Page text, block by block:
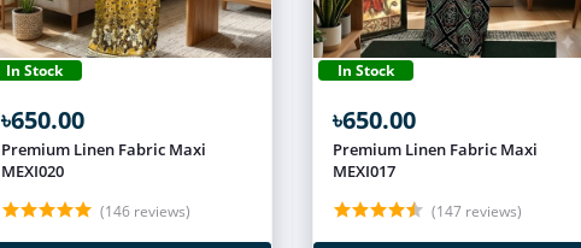
In Stock
৳650.00
Premium Linen Fabric Maxi
MEXI020
(146 reviews)
In Stock
৳650.00
Premium Linen Fabric Maxi
MEXI017
(147 reviews)